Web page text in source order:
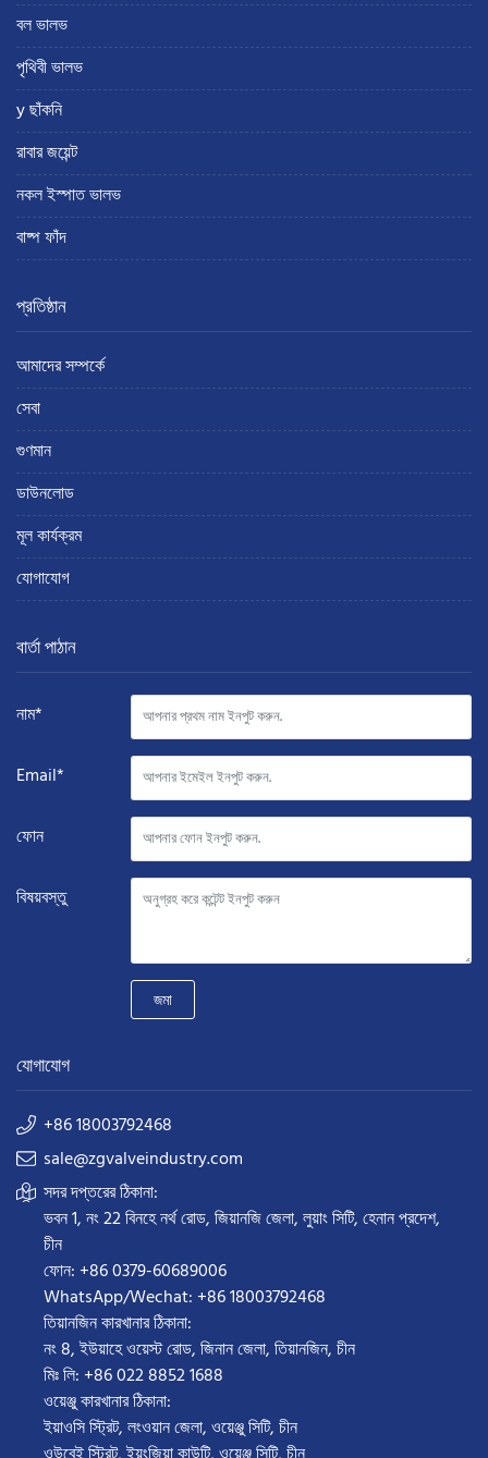
বল ভালভ
পৃথিবী ভালভ
y ছাঁকনি
রাবার জয়েন্ট
নকল ইস্পাত ভালভ
বাষ্প ফাঁদ
প্রতিষ্ঠান
আমাদের সম্পর্কে
সেবা
গুণমান
ডাউনলোড
মূল কার্যক্রম
যোগাযোগ
বার্তা পাঠান
নাম*
Email*
ফোন
বিষয়বস্তু
জমা
যোগাযোগ
+86 18003792468
sale@zgvalveindustry.com
সদর দপ্তরের ঠিকানা:
ভবন 1, নং 22 বিনহে নর্থ রোড, জিয়ানজি জেলা, লুয়াং সিটি, হেনান প্রদেশ,
চীন
ফোন: +86 0379-60689006
WhatsApp/Wechat: +86 18003792468
তিয়ানজিন কারখানার ঠিকানা:
নং 8, ইউয়াহে ওয়েস্ট রোড, জিনান জেলা, তিয়ানজিন, চীন
মিঃ লি: +86 022 8852 1688
ওয়েঞ্জু কারখানার ঠিকানা:
ইয়াওসি স্ট্রিট, লংওয়ান জেলা, ওয়েঞ্জু সিটি, চীন